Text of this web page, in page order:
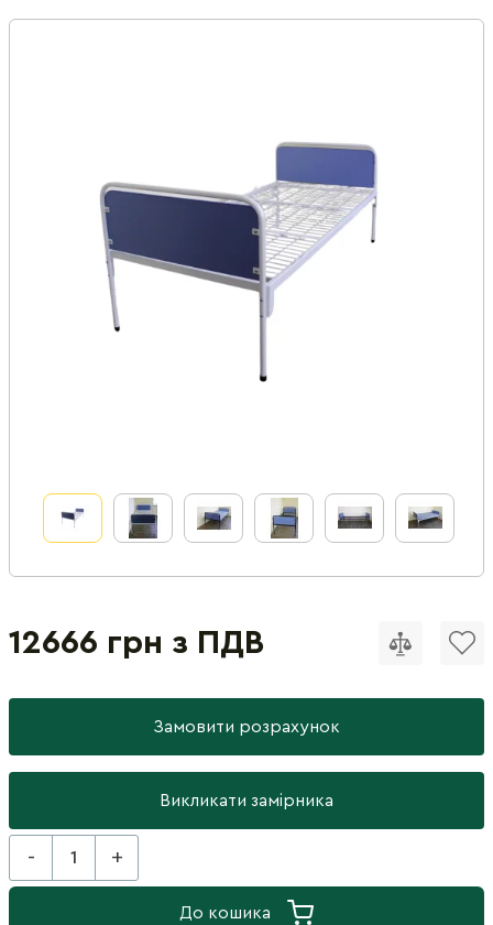
12666 грн з ПДВ
Замовити розрахунок
Викликати замірника
- +
До кошика